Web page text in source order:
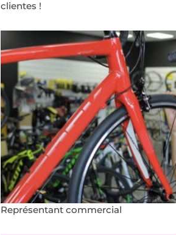
clientes !
Représentant commercial